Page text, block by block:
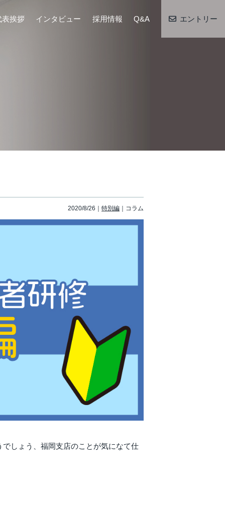
表挨拶 インタビュー 採用情報 Q&A エントリー
2020/8/26 特別編 コラム
しょう、福岡支店のことが気になて仕